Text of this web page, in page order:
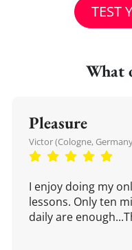
TEST
What
Pleasure
Victor (Cologne,
I enjoy doing my
lessons. Only ten
daily are